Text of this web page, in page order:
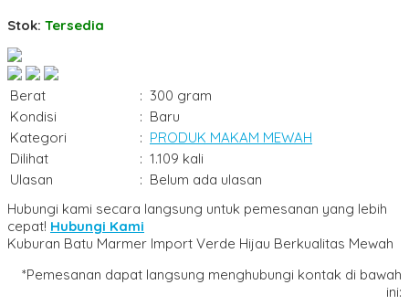
Stok: Tersedia
Berat : 300 gram
Kondisi
: Baru
Kategori
: PRODUK MAKAM MEWAH
Dilihat
: 1.109 kali
Ulasan
: Belum ada ulasan
Hubungi kami secara langsung untuk pemesanan yang lebih
cepat! Hubungi Kami
Kuburan Batu Marmer Import Verde Hijau Berkualitas Mewah
*Pemesanan dapat langsung menghubungi kontak di bawah
ini: